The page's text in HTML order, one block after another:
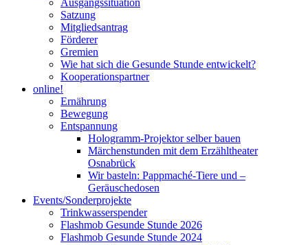
Ausgangssituation
Satzung
Mitgliedsantrag
Förderer
Gremien
Wie hat sich die Gesunde Stunde entwickelt?
Kooperationspartner
online!
Ernährung
Bewegung
Entspannung
Hologramm-Projektor selber bauen
Märchenstunden mit dem Erzähltheater
Osnabrück
Wir basteln: Pappmaché-Tiere und –
Geräuschedosen
Events/Sonderprojekte
Trinkwasserspender
Flashmob Gesunde Stunde 2026
Flashmob Gesunde Stunde 2024